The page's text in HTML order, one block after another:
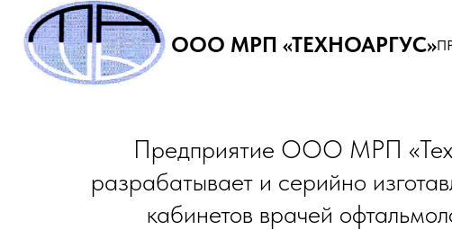
ООО МРП «ТЕХНОАРГУС»
Предприятие ООО МРП
разрабатывает и серийно
кабинетов врачей